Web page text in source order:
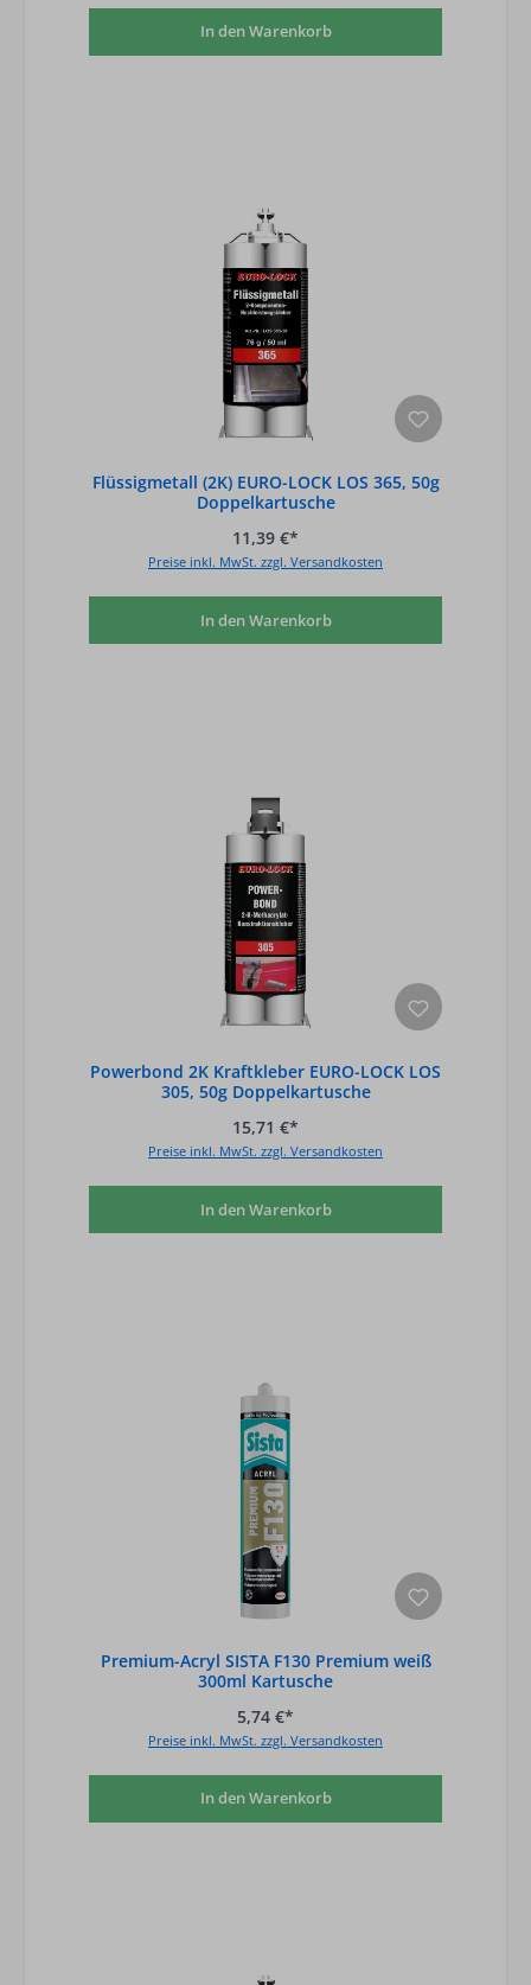
In den Warenkorb
Flüssigmetall (2K) EURO-LOCK LOS 365, 50g
Doppelkartusche
11,39 €*
Preise inkl. MwSt. zzgl. Versandkosten
In den Warenkorb
Powerbond 2K Kraftkleber EURO-LOCK LOS
305, 50g Doppelkartusche
15,71 €*
Preise inkl. MwSt. zzgl. Versandkosten
In den Warenkorb
Premium-Acryl SISTA F130 Premium weiß
300ml Kartusche
5,74 €*
Preise inkl. MwSt. zzgl. Versandkosten
In den Warenkorb